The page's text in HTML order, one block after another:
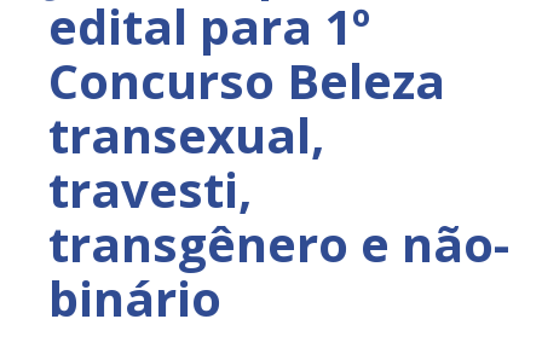
edital para 1º
Concurso Beleza
transexual,
travesti,
transgênero e não-
binário